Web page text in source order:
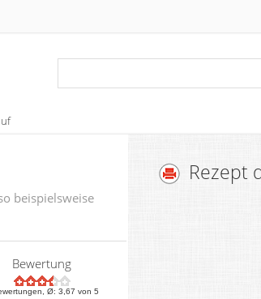
beispielsweise
Bewertung
Ø:3,67 von 5
Rezept